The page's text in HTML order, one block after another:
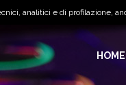
analitici e di profilazione,